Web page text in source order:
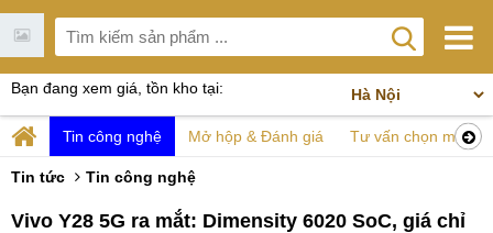
Bạn đang xem giá, tồn kho tại:
Tin công nghệ Mở hộp & Đánh giá Tư vấn chọn mua
Tin tức Tin công nghệ
Vivo Y28 5G ra mắt: Dimensity 6020 SoC, giá chỉ